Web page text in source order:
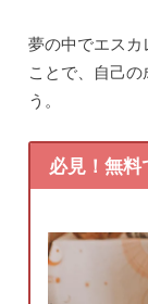
夢の中でエスカ
ことで、自己
う。
必見！無料